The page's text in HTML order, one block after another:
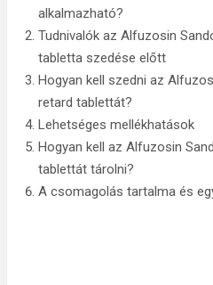
alkalmazható?
Tudnivalók az Alfuzosin
tabletta szedése előtt
Hogyan kell szedni az
retard tablettát?
Lehetséges mellékhatások
Hogyan kell az Alfuzosin
tablettát tárolni?
A csomagolás tartalma és